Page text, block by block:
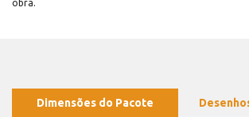
obra.
Dimensões do Pacote